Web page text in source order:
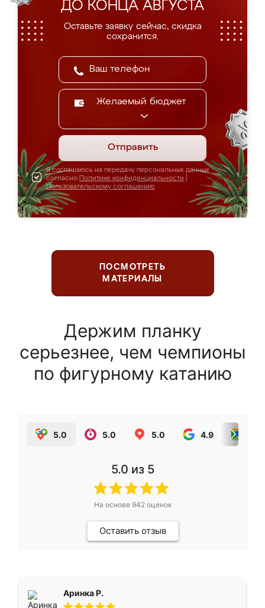
ДО КОНЦА АВГУСТА
Оставьте заявку сейчас, скидка
сохранится.
Желаемый бюджет
Отправить
Я соглашаюсь на передачу персональных данных
согласно Политике конфиденциальности
Пользовательскому соглашению
ПОСМОТРЕТЬ
МАТЕРИАЛЫ
Держим планку
серьезнее, чем чемпионы
по фигурному катанию
5.0 5.0 5.0 4.9
5.0 из 5
На основе 942оценок
Оставить отзыв
Аринка Р.